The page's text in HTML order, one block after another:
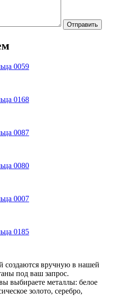
создаются вручную в нашей
под ваш запрос.
выбираете металлы: белое
золото, серебро,